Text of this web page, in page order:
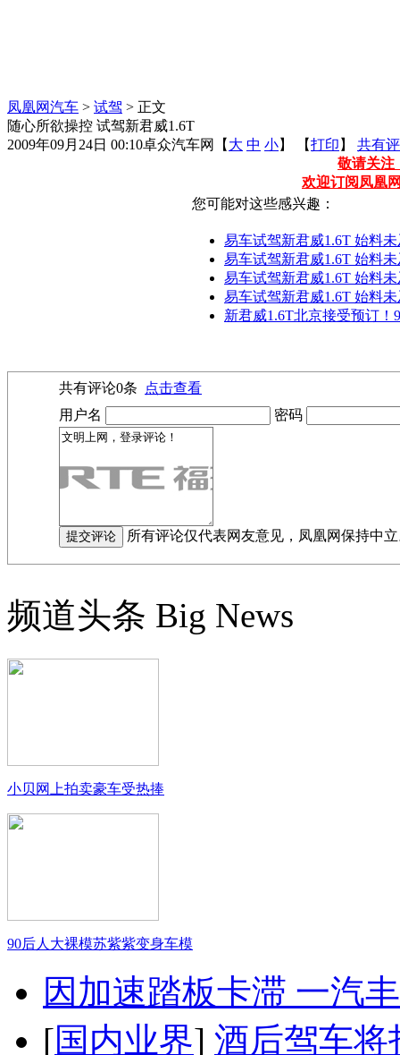
凤凰网汽车 > 试驾 > 正文
随心所欲操控 试驾新君威1.6T
2009年09月24日 00:10卓众汽车网 【 大 中 小】 【打印 】 共有
敬请关注
欢迎订阅凤凰
您可能对这些感兴趣：
易车试驾新君威1.6T 始料
易车试驾新君威1.6T 始料
易车试驾新君威1.6T 始料
易车试驾新君威1.6T 始料
新君威1.6T北京接受预订！
共有评论0条
点击查看
用户名
密码
所有评论仅代表网友意见，凤凰网保持中
频道头条 Big News
小贝网上拍卖豪车受热捧
90后人大裸模苏紫紫变身车模
因加速踏板卡滞 一汽
[国内业界] 酒后驾车将